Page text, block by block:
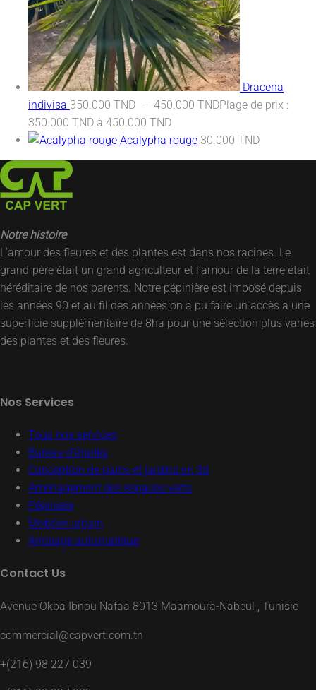
Dracena
indivisa 350.000 TND – 450.000 TNDPlage de prix :
350.000 TND à 450.000 TND
Acalypha rouge 30.000 TND
Notre histoire
L’amour des fleures et des plantes est dans nos racines. Le
grand-père était un grand agriculteur et l’amour de la terre était
héréditaire de nos parents. Notre pépinière est imposé depuis
les années 90 et au fil des années on a pu faire un accès a une
superficie supplémentaire de 8ha pour une sélection plus varies
des plantes et des fleures.
Nos Services
Tous nos services
Bureau d’études
Conception de parcs et jardins en 3d
Aménagement des espaces verts
Pépiniere
Mobilier urbain
Arrosage automatique
Contact Us
Avenue Okba Ibnou Nafaa 8013 Maamoura-Nabeul , Tunisie
commercial@capvert.com.tn
+(216) 98 227 039